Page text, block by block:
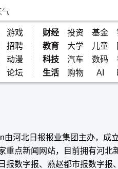
气
游戏
招聘
动漫
论坛
财经 投资 基金
教育
大学 儿童
科技
汽车 数码
生活
购物 AI
由河北日报报业集团主办，成
重点新闻网站，目前拥有河北
报数字报、燕赵都市报数字报